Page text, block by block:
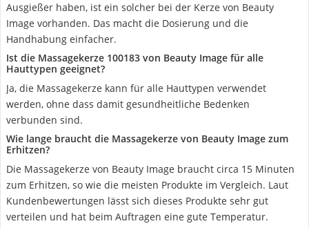
Ausgießer haben, ist ein solcher bei der Kerze von Beauty
Image vorhanden. Das macht die Dosierung und die
Handhabung einfacher.
Ist die Massagekerze 100183 von Beauty Image für alle
Hauttypen geeignet?
Ja, die Massagekerze kann für alle Hauttypen verwendet
werden, ohne dass damit gesundheitliche Bedenken
verbunden sind.
Wie lange braucht die Massagekerze von Beauty Image zum
Erhitzen?
Die Massagekerze von Beauty Image braucht circa 15 Minuten
zum Erhitzen, so wie die meisten Produkte im Vergleich. Laut
Kundenbewertungen lässt sich dieses Produkte sehr gut
verteilen und hat beim Auftragen eine gute Temperatur.